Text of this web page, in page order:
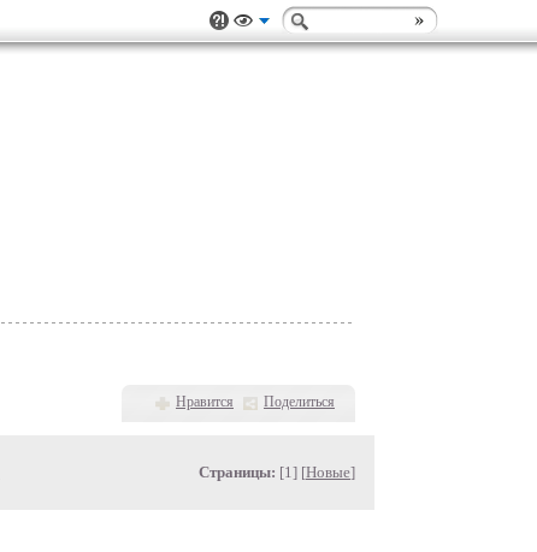
Нравится Поделиться
Страницы: [1] [Новые]